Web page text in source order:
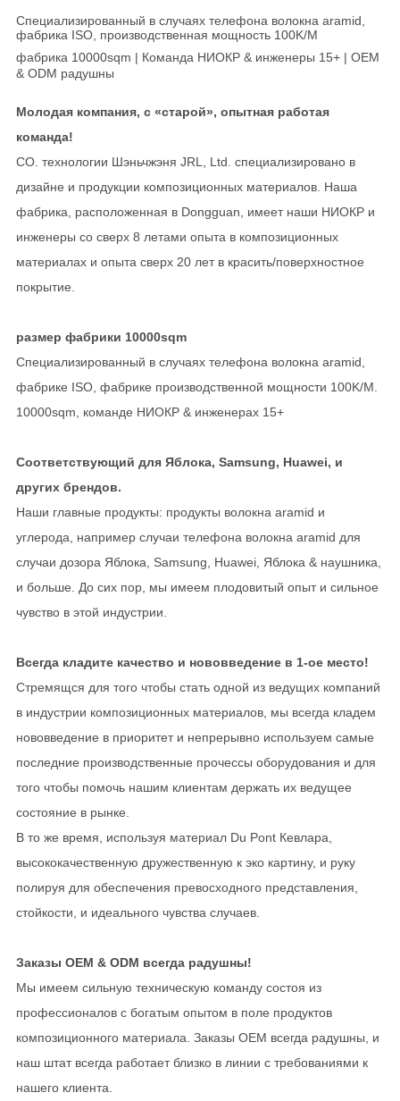
Специализированный в случаях телефона волокна aramid,
фабрика ISO, производственная мощность 100K/M
фабрика 10000sqm | Команда НИОКР & инженеры 15+ | OEM
& ODM радушны
Молодая компания, с «старой», опытная работая
команда!
CO. технологии Шэньчжэня JRL, Ltd. специализировано в
дизайне и продукции композиционных материалов. Наша
фабрика, расположенная в Dongguan, имеет наши НИОКР и
инженеры со сверх 8 летами опыта в композиционных
материалах и опыта сверх 20 лет в красить/поверхностное
покрытие.
размер фабрики 10000sqm
Специализированный в случаях телефона волокна aramid,
фабрике ISO, фабрике производственной мощности 100K/M.
10000sqm, команде НИОКР & инженерах 15+
Соответствующий для Яблока, Samsung, Huawei, и
других брендов.
Наши главные продукты: продукты волокна aramid и
углерода, например случаи телефона волокна aramid для
случаи дозора Яблока, Samsung, Huawei, Яблока & наушника,
и больше. До сих пор, мы имеем плодовитый опыт и сильное
чувство в этой индустрии.
Всегда кладите качество и нововведение в 1-ое место!
Стремящся для того чтобы стать одной из ведущих компаний
в индустрии композиционных материалов, мы всегда кладем
нововведение в приоритет и непрерывно используем самые
последние производственные прочессы оборудования и для
того чтобы помочь нашим клиентам держать их ведущее
состояние в рынке.
В то же время, используя материал Du Pont Кевлара,
высококачественную дружественную к эко картину, и руку
полируя для обеспечения превосходного представления,
стойкости, и идеального чувства случаев.
Заказы OEM & ODM всегда радушны!
Мы имеем сильную техническую команду состоя из
профессионалов с богатым опытом в поле продуктов
композиционного материала. Заказы OEM всегда радушны, и
наш штат всегда работает близко в линии с требованиями к
нашего клиента.